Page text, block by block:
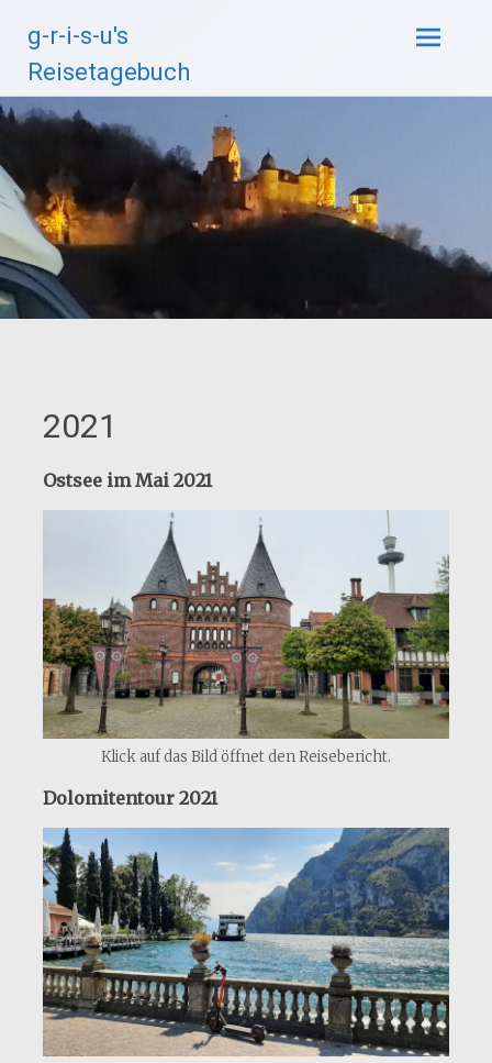
Inhalt
springen
g-r-i-s-u's
Reisetagebuch
2021
Ostsee im Mai 2021
Klick auf das Bild öffnet den Reisebericht.
Dolomitentour 2021